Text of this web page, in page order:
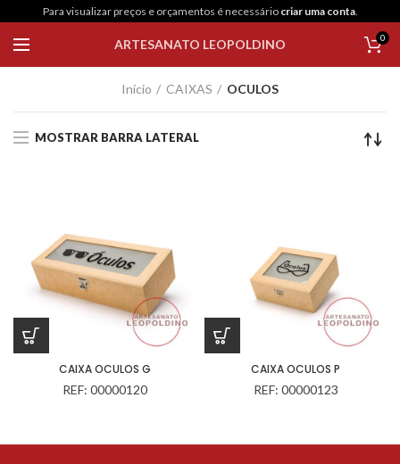
Para visualizar preços e orçamentos é necessário criar uma conta.
ARTESANATO LEOPOLDINO 0
Início CAIXAS OCULOS
MOSTRAR BARRA LATERAL
CAIXA OCULOS G
REF: 00000120
CAIXA OCULOS P
REF: 00000123